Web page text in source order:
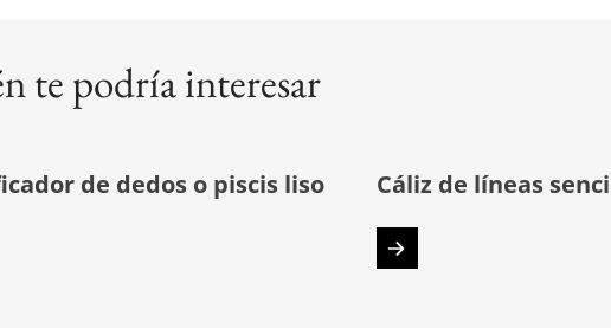
te podría interesar
de dedos o piscis liso Cáliz de líneas